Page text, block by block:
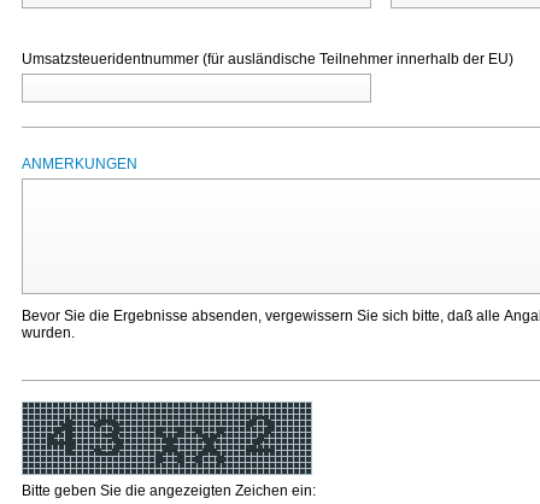
Umsatzsteueridentnummer (für ausländische Teilnehmer innerhalb der EU)
ANMERKUNGEN
Bevor Sie die Ergebnisse absenden, vergewissern Sie sich bitte, daß alle
wurden.
Bitte geben Sie die angezeigten Zeichen ein: